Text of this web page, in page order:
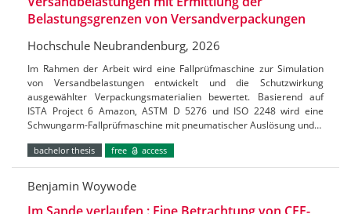
Belastungsgrenzen von Versandverpackungen
Hochschule Neubrandenburg, 2026
Im Rahmen der Arbeit wird eine Fallprüfmaschine zur Simulation
von Versandbelastungen entwickelt und die Schutzwirkung
ausgewählter Verpackungsmaterialien bewertet. Basierend auf
ISTA Project 6 Amazon, ASTM D 5276 und ISO 2248 wird eine
Schwungarm-Fallprüfmaschine mit pneumatischer Auslösung und…
bachelor thesis free access
Benjamin Woywode